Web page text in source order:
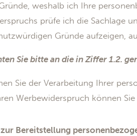
weshalb ich Ihre
prüfe ich die Sachlage
Gründe aufzeigen,
Sie bitte an die in Ziffer 1.2.
Sie der Verarbeitung Ihrer
Werbewiderspruch können
Bereitstellung